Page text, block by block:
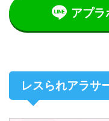
アプラ
レスられアラサ